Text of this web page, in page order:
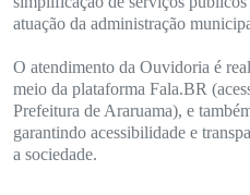
atuação da administração
O atendimento da Ouvidoria é
meio da plataforma Fala.BR
Prefeitura de Araruama), e
garantindo acessibilidade e
a sociedade.